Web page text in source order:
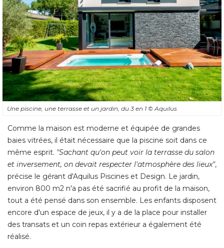
Une piscine, une terrasse et un jardin, du 3 en 1 © Aquilus
Comme la maison est moderne et équipée de grandes
baies vitrées, il était nécessaire que la piscine soit dans ce
même esprit. "Sachant qu'on peut voir la terrasse du salon
et inversement, on devait respecter l'atmosphère des lieux",
précise le gérant d'Aquilus Piscines et Design. Le jardin,
environ 800 m2 n'a pas été sacrifié au profit de la maison,
tout a été pensé dans son ensemble. Les enfants disposent
encore d'un espace de jeux, il y a de la place pour installer
des transats et un coin repas extérieur a également été
réalisé.